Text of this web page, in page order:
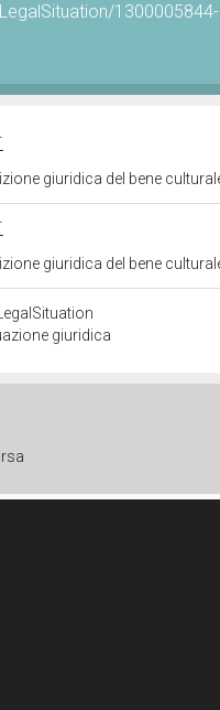
giuridica del bene
giuridica del bene
giuridica